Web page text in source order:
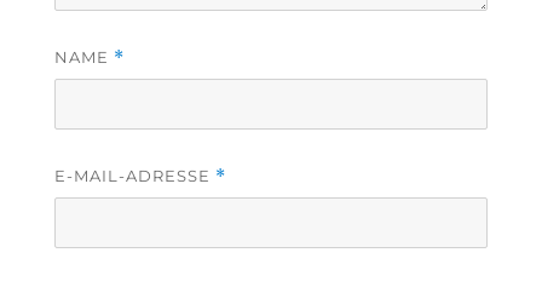
NAME *
E-MAIL-ADRESSE *